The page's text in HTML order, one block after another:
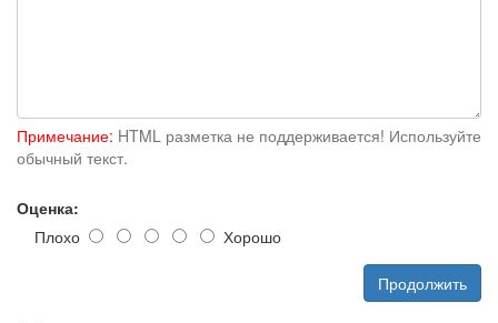
Примечание: HTML разметка не поддерживается! Используйте
обычный текст.
Оценка:
Плохо
Хорошо
Продолжить